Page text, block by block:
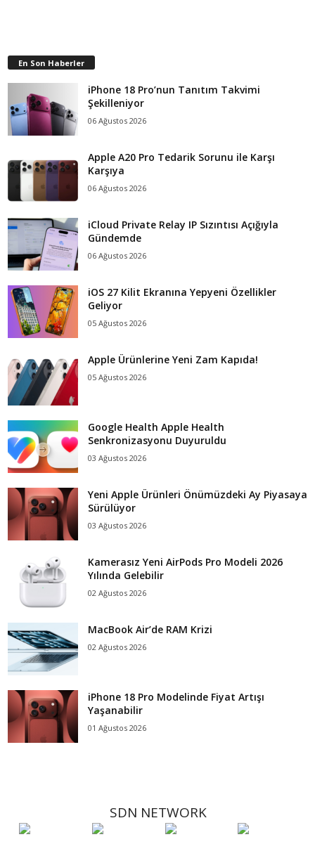
En Son Haberler
iPhone 18 Pro’nun Tanıtım Takvimi
Şekilleniyor
06 Ağustos 2026
Apple A20 Pro Tedarik Sorunu ile Karşı
Karşıya
06 Ağustos 2026
iCloud Private Relay IP Sızıntısı Açığıyla
Gündemde
06 Ağustos 2026
iOS 27 Kilit Ekranına Yepyeni Özellikler
Geliyor
05 Ağustos 2026
Apple Ürünlerine Yeni Zam Kapıda!
05 Ağustos 2026
Google Health Apple Health
Senkronizasyonu Duyuruldu
03 Ağustos 2026
Yeni Apple Ürünleri Önümüzdeki Ay Piyasaya
Sürülüyor
03 Ağustos 2026
Kamerasız Yeni AirPods Pro Modeli 2026
Yılında Gelebilir
02 Ağustos 2026
MacBook Air’de RAM Krizi
02 Ağustos 2026
iPhone 18 Pro Modelinde Fiyat Artışı
Yaşanabilir
01 Ağustos 2026
SDN NETWORK